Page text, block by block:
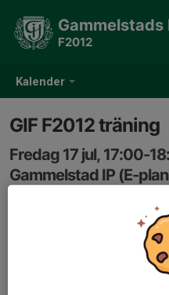
Kalender
Gammelstads
F2012
GIF F2012 träning
Fredag 17 jul, 17:00-
Gammelstad IP (E-
Samling: 16:50,